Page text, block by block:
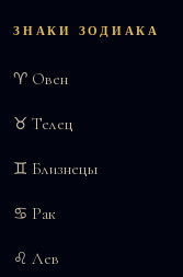
ЗНАКИ ЗОДИАКА
♈ Овен
♉ Телец
♊ Близнецы
♋ Рак
♌ Лев